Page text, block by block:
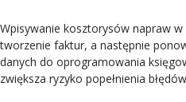
Wpisywanie kosztorysów napraw
tworzenie faktur, a następnie
danych do oprogramowania
zwiększa ryzyko popełnienia